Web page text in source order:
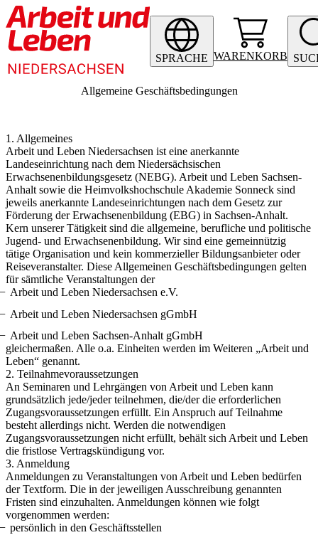
SPRACHE WARENKORB
Allgemeine Geschäftsbedingungen
1. Allgemeines
Arbeit und Leben Niedersachsen ist eine anerkannte
Landeseinrichtung nach dem Niedersächsischen
Erwachsenenbildungsgesetz (NEBG). Arbeit und Leben Sachsen-
Anhalt sowie die Heimvolkshochschule Akademie Sonneck sind
jeweils anerkannte Landeseinrichtungen nach dem Gesetz zur
Förderung der Erwachsenenbildung (EBG) in Sachsen-Anhalt.
Kern unserer Tätigkeit sind die allgemeine, berufliche und politische
Jugend- und Erwachsenenbildung. Wir sind eine gemeinnützig
tätige Organisation und kein kommerzieller Bildungsanbieter oder
Reiseveranstalter. Diese Allgemeinen Geschäftsbedingungen gelten
für sämtliche Veranstaltungen der
Arbeit und Leben Niedersachsen e.V.
Arbeit und Leben Niedersachsen gGmbH
Arbeit und Leben Sachsen-Anhalt gGmbH
gleichermaßen. Alle o.a. Einheiten werden im Weiteren „Arbeit und
Leben“ genannt.
2. Teilnahmevoraussetzungen
An Seminaren und Lehrgängen von Arbeit und Leben kann
grundsätzlich jede/jeder teilnehmen, die/der die erforderlichen
Zugangsvoraussetzungen erfüllt. Ein Anspruch auf Teilnahme
besteht allerdings nicht. Werden die notwendigen
Zugangsvoraussetzungen nicht erfüllt, behält sich Arbeit und Leben
die fristlose Vertragskündigung vor.
3. Anmeldung
Anmeldungen zu Veranstaltungen von Arbeit und Leben bedürfen
der Textform. Die in der jeweiligen Ausschreibung genannten
Fristen sind einzuhalten. Anmeldungen können wie folgt
vorgenommen werden:
persönlich in den Geschäftsstellen